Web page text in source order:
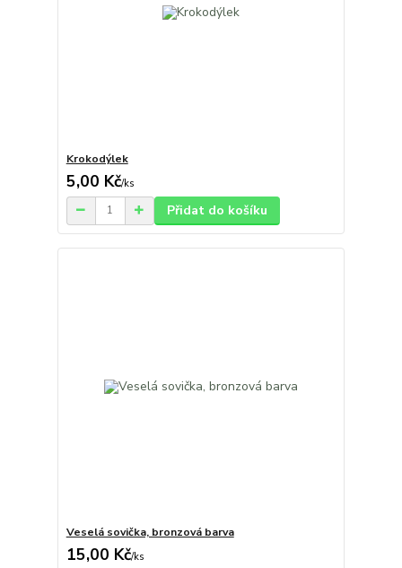
Krokodýlek
5,00 Kč/ks
Přidat do košíku
Veselá sovička, bronzová barva
15,00 Kč/ks